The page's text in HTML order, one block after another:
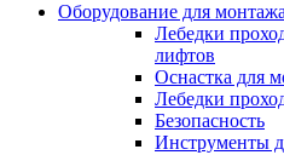
Оборудование для
Лебедки
лифтов
Оснастка для
Лебедки
Безопасность
Инструменты